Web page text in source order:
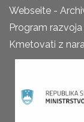
Webseite -
Program
Kmetovati z